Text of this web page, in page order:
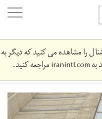
را مشاهده می کنید که دیگر به
iranintl.comمراجعه کنید.